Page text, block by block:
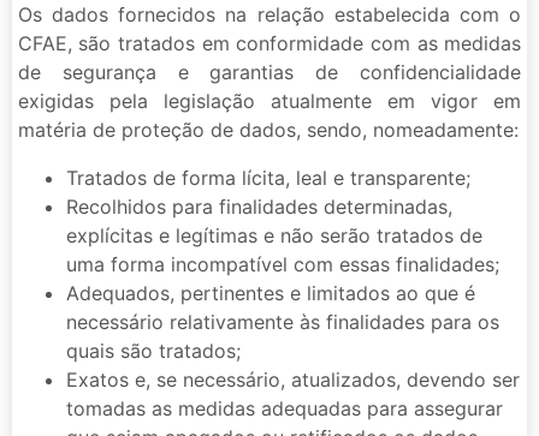
Os dados fornecidos na relação estabelecida com o
CFAE, são tratados em conformidade com as medidas
de segurança e garantias de confidencialidade
exigidas pela legislação atualmente em vigor em
matéria de proteção de dados, sendo, nomeadamente:
Tratados de forma lícita, leal e transparente;
Recolhidos para finalidades determinadas,
explícitas e legítimas e não serão tratados de
uma forma incompatível com essas finalidades;
Adequados, pertinentes e limitados ao que é
necessário relativamente às finalidades para os
quais são tratados;
Exatos e, se necessário, atualizados, devendo ser
tomadas as medidas adequadas para assegurar